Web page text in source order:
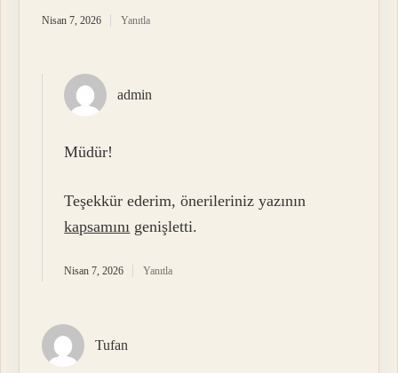
Nisan 7, 2026 Yanıtla
admin
Müdür!
Teşekkür ederim, önerileriniz yazının
kapsamını genişletti.
Nisan 7, 2026 Yanıtla
Tufan